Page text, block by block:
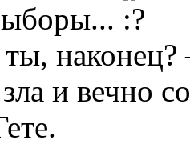
ты,
и вечно